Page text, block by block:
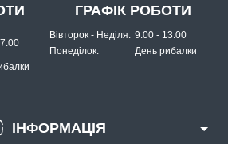
ІНФОРМАЦІЯ
ГРАФІК РОБОТИ
Вівторок - Неділя: 9:00 - 13:00
Понеділок:
День рибалки